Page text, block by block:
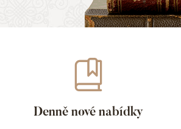
Denně nové nabídky